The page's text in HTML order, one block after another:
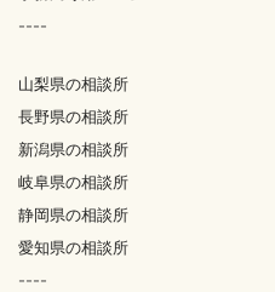
----
山梨県の相談所
長野県の相談所
新潟県の相談所
岐阜県の相談所
静岡県の相談所
愛知県の相談所
----